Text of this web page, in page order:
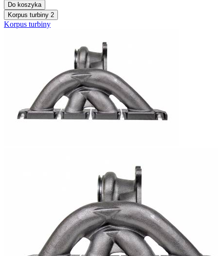
Do koszyka
Korpus turbiny 2
Korpus turbiny